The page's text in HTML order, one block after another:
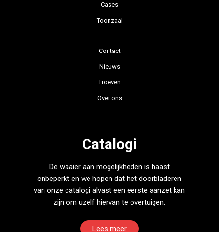
Cases
Toonzaal
Contact
Nieuws
Troeven
Over ons
Catalogi
De waaier aan mogelijkheden is haast
onbeperkt en we hopen dat het doorbladeren
van onze catalogi alvast een eerste aanzet kan
zijn om uzelf hiervan te overtuigen.
Lees meer